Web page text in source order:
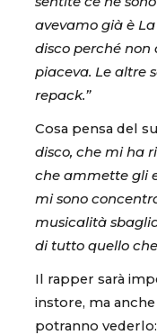
avevamo già è
disco perché non
piaceva. Le altre
repack.”
Cosa pensa del
disco, che mi ha
che ammette gli
mi sono
musicalità
di tutto quello
Il rapper sarà
instore, ma
potranno vederlo: